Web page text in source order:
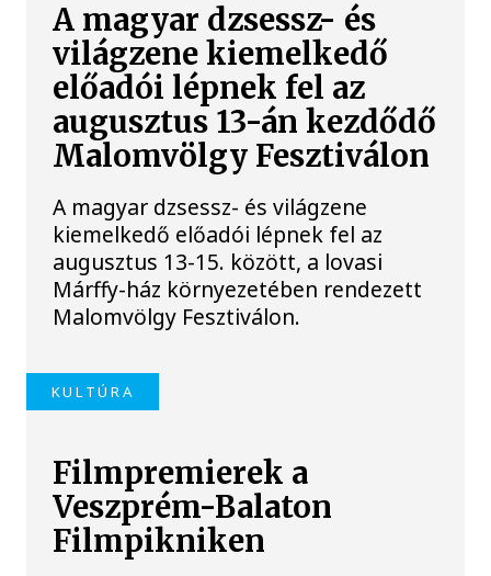
A magyar dzsessz- és
világzene kiemelkedő
előadói lépnek fel az
augusztus 13-án kezdődő
Malomvölgy Fesztiválon
A magyar dzsessz- és világzene
kiemelkedő előadói lépnek fel az
augusztus 13-15. között, a lovasi
Márffy-ház környezetében rendezett
Malomvölgy Fesztiválon.
KULTÚRA
Filmpremierek a
Veszprém-Balaton
Filmpikniken